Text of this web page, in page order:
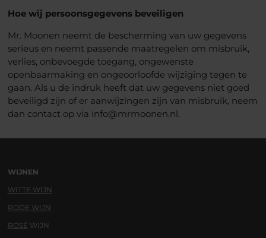
Hoe wij persoonsgegevens beveiligen
Mr. Moonen neemt de bescherming van uw gegevens
serieus en neemt passende maatregelen om misbruik,
verlies, onbevoegde toegang, ongewenste
openbaarmaking en ongeoorloofde wijziging tegen te
gaan. Als u de indruk heeft dat uw gegevens niet goed
beveiligd zijn of er aanwijzingen zijn van misbruik, neem
dan contact op via info@mrmoonen.nl.
WIJNEN
WITTE WIJN
RODE WIJN
ROSÉ WIJN